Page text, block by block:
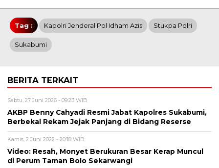
Tag : Kapolri Jenderal Pol Idham Azis Stukpa Polri
Sukabumi
BERITA TERKAIT
Sabtu, 27 Juni 2026 - 09:23 WIB
AKBP Benny Cahyadi Resmi Jabat Kapolres Sukabumi,
Berbekal Rekam Jejak Panjang di Bidang Reserse
Kamis, 2 Juni 2022 - 20:18 WIB
Video: Resah, Monyet Berukuran Besar Kerap Muncul
di Perum Taman Bolo Sekarwangi